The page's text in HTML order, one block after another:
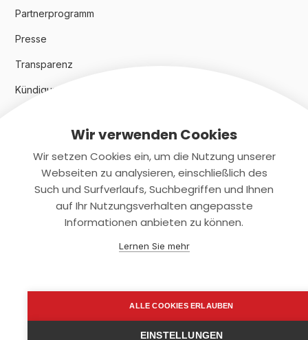
Partnerprogramm
Presse
Transparenz
Kündigungsindex 2024
Rechtliches
Datenschutz
support@smartkuendigen.de
Wir verwenden Cookies
Wir setzen Cookies ein, um die Nutzung unserer
Webseiten zu analysieren, einschließlich des
Such und Surfverlaufs, Suchbegriffen und Ihnen
auf Ihr Nutzungsverhalten angepasste
Informationen anbieten zu können.
Lernen Sie mehr
ALLE COOKIES ERLAUBEN
EINSTELLUNGEN